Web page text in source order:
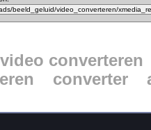
video converteren
converter